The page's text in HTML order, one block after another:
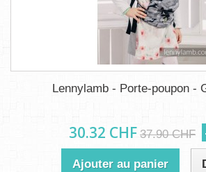
Lennylamb - Porte-poupon -
30.32 CHF 37.90 CHF
Ajouter au panier